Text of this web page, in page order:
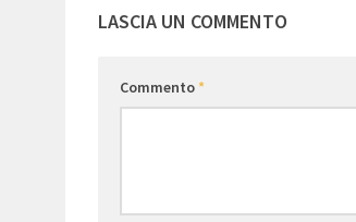
LASCIA UN COMMENTO
Commento*